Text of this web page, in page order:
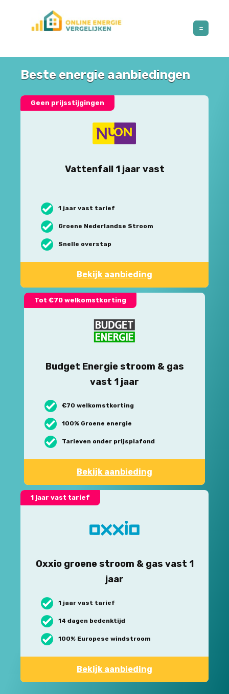
Beste energie aanbiedingen
Geen prijsstijgingen
Vattenfall 1 jaar vast
1 jaar vast tarief
Groene Nederlandse Stroom
Snelle overstap
Bekijk aanbieding
Tot €70 welkomstkorting
Budget Energie stroom & gas
vast 1 jaar
€70 welkomstkorting
100% Groene energie
Tarieven onder prijsplafond
Bekijk aanbieding
1 jaar vast tarief
Oxxio groene stroom & gas vast 1
jaar
1 jaar vast tarief
14 dagen bedenktijd
100% Europese windstroom
Bekijk aanbieding